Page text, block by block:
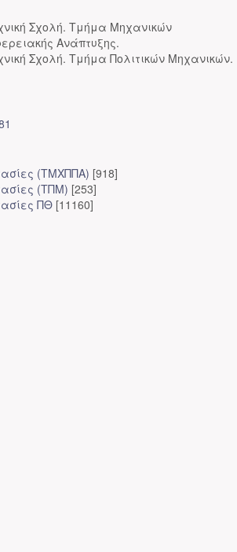
Σχολή. Τμήμα Μηχανικών
Ανάπτυξης.
Σχολή. Τμήμα Πολιτικών Μηχανικών.
(ΤΜΧΠΠΑ) [918]
(ΤΠΜ) [253]
ΠΘ [11160]